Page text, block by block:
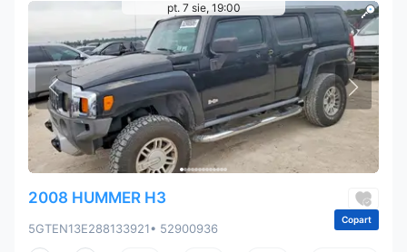
pt. 7 sie, 19:00
2008 HUMMER H3
5GTEN13E288133921• 52900936
Copart